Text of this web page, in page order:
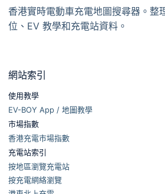
香港實時電動車充電地圖搜尋器。整
位、EV 教學和充電站資料。
網站索引
使用教學
EV-BOY App / 地圖教學
市場指數
香港充電市場指數
充電站索引
按地區瀏覽充電站
按充電網絡瀏覽